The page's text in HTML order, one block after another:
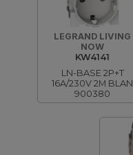
LEGRAND LIVING
NOW
KW4141
LN-BASE 2P+T
16A/230V 2M BLAN
900380